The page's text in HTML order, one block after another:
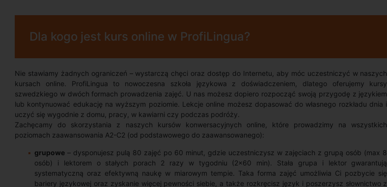
Dla kogo jest kurs online w ProfiLingua?
Nie stawiamy żadnych ograniczeń – wystarczą chęci oraz dostęp do Internetu, aby móc uczestniczyć w naszych
kursach online. ProfiLingua to nowoczesna szkoła językowa z doświadczeniem, dlatego oferujemy kursy
szwedzkiego w dwóch formach prowadzenia zajęć. U nas możesz dopiero rozpocząć swoją przygodę z językiem
lub kontynuować edukację na wyższym poziomie. Lekcje online możesz dopasować do własnego rozkładu dnia i
uczyć się wygodnie z domu, pracy, w kawiarni czy podczas podróży.
Zachęcamy do skorzystania z naszych kursów konwersacyjnych online, które prowadzimy na wszystkich
poziomach zaawansowania A2-C2 (od podstawowego do zaawansowanego):
grupowe – dysponujesz pulą 80 zajęć po 60 minut, gdzie uczestniczysz w zajęciach z grupą osób (max 8
osób) i lektorem o stałych porach 2 razy w tygodniu (2x60 min). Stała grupa i lektor gwarantują
systematyczną oraz efektywną naukę w miarowym tempie. Taka forma zajęć umożliwia Ci pozbycie się
bariery językowej oraz zyskanie więcej pewności siebie, a także rozkręcisz język i poszerzysz słownictwo z